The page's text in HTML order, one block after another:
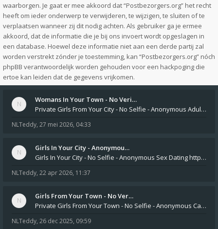
waarborgen. Je gaat er mee akkoord dat “Postbezorgers.org” het recht
heeft om ieder onderwerp te verwijderen, te wijzigen, te sluiten of te
verplaatsen wanneer zij dit nodig achten. Als gebruiker ga je ermee
akkoord, dat de informatie die je bij ons invoert wordt opgeslagen in
een database. Hoewel deze informatie niet aan een derde partij zal
worden verstrekt zónder je toestemming, kan “Postbezorgers.org” nóch
phpBB verantwoordelijk worden gehouden voor een hackpoging die
ertoe kan leiden dat de gegevens vrijkomen.
Womans In Your Town - No Veri…
Private Girls From Your City - No Selfie - Anonymous Adult Dating https://privatedates.live Private Girls In Your
NLTeddy, 27 mei 2026, 04:33
Girls In Your City - Anonymou…
Girls In Your City - No Selfie - Anonymous Sex Dating https://SecretPrivat.com Womens In Your Town - Anonymous S
NLTeddy, 22 apr 2026, 11:37
Girls From Your Town - No Ver…
Private Girls From Your Town - No Selfie - Anonymous Casual Dating https://PrivateLadyEscorts.com Private Lady In
NLTeddy, 26 dec 2025, 09:59